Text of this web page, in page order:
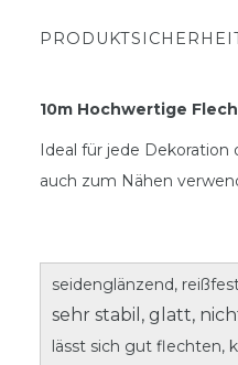
10m Hochwertige
Ideal für jede
auch zum Nähen
seidenglänzend,
sehr stabil, glatt,
lässt sich gut flechten,